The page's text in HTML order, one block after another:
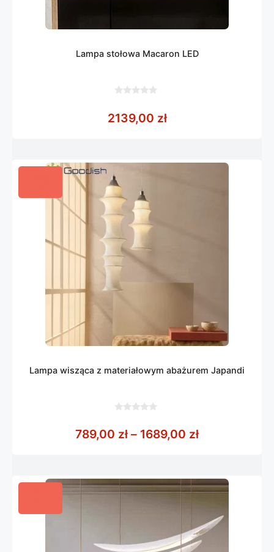
Lampa stołowa Macaron LED
5
2139,00 zł
Lampa wisząca z materiałowym abażurem Japandi
5
789,00 zł – 1689,00 złZakres cen: